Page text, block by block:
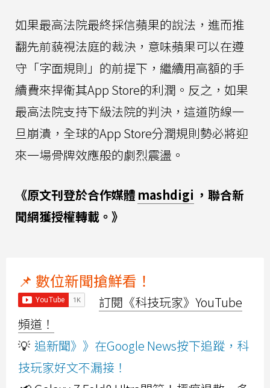
如果最高法院最終採信蘋果的說法，進而推
翻先前藐視法庭的裁決，意味蘋果可以在遵
守「字面規則」的前提下，繼續用高額的手
續費來捍衛其App Store的利潤。反之，如果
最高法院支持下級法院的判決，這道防線一
旦崩潰，全球的App Store分潤規則勢必將迎
來一場骨牌效應般的劇烈震盪。
《原文刊登於合作媒體 mashdigi ，聯合新
聞網獲授權轉載。》
📌 數位新聞搶鮮看！
訂閱《科技玩家》YouTube
頻道！
💡 追新聞》》在Google News按下追蹤，科
技玩家好文不漏接！